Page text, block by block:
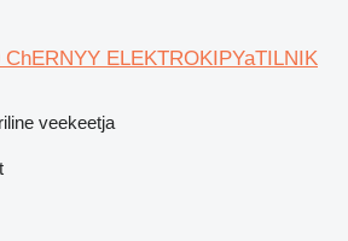
ELEKTROKIPYaTILNIK
veekeetja